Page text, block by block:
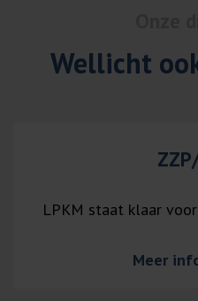
Wellicht
LPKM staat klaar voor
Meer